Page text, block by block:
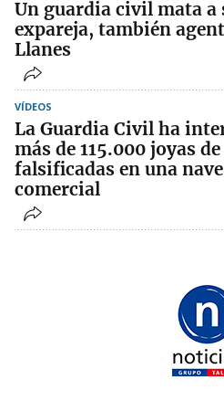
Un guardia civil mata a
expareja, también
Llanes
VÍDEOS
La Guardia Civil ha
más de 115.000 joyas
falsificadas en una nave
comercial